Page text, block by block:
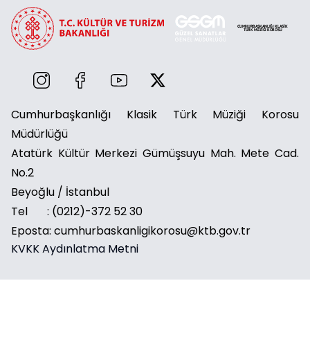
Cumhurbaşkanlığı Klasik Türk Müziği Korosu
Müdürlüğü
Atatürk Kültür Merkezi Gümüşsuyu Mah. Mete Cad.
No.2
Beyoğlu / İstanbul
Tel : (0212)-372 52 30
Eposta: cumhurbaskanligikorosu@ktb.gov.tr
KVKK Aydınlatma Metni